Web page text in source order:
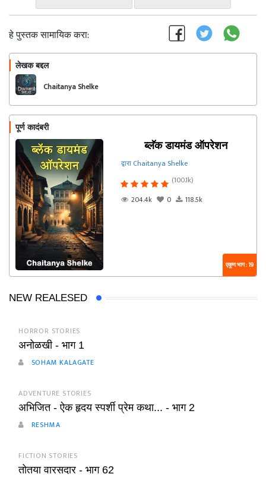
हे पुस्तक सामायिक करा:
लेखक बद्दल
Chaitanya Shelke
पूर्ण कादंबरी
ब्लॅक डायमंड ऑपरेशन
द्वारा Chaitanya Shelke
(100.1k)
204.4k
0 118.5k
एकूण भाग : 19
NEW REALESED
HORROR STORIES
अनोळखी - भाग 1
SOHAM KALAGATE
ADVENTURE STORIES
अभिजित - ऐक हृदय स्पर्शी प्रेम कथा... - भाग 2
RESHMA
FICTION STORIES
तोतया वारसदार - भाग 62